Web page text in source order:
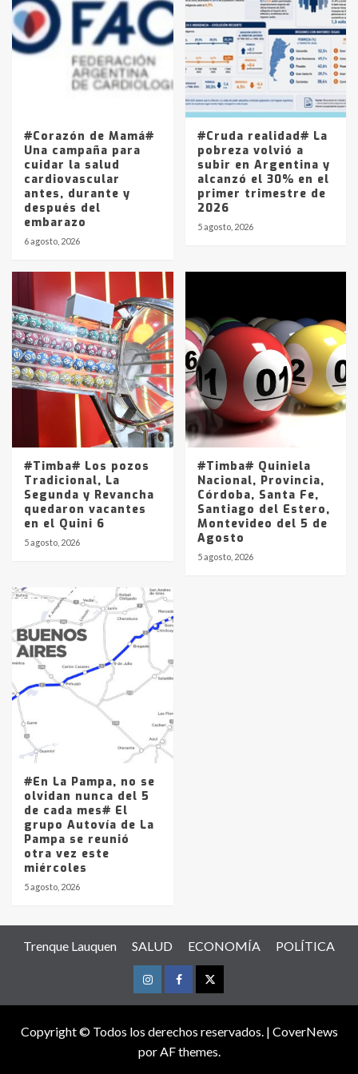
4
joven de Trenque Lauquen
Los precios de los combustibles en
La Pampa, desde YPF hasta Axion
entre 857 a 1338 pesos
#Corazón de Mamá#
Una campaña para
cuidar la salud
cardiovascular
antes, durante y
después del
embarazo
6 agosto, 2026
#Cruda realidad# La
pobreza volvió a
subir en Argentina y
alcanzó el 30% en el
primer trimestre de
2026
5 agosto, 2026
#Timba# Los pozos
Tradicional, La
Segunda y Revancha
quedaron vacantes
en el Quini 6
5 agosto, 2026
#Timba# Quiniela
Nacional, Provincia,
Córdoba, Santa Fe,
Santiago del Estero,
Montevideo del 5 de
Agosto
5 agosto, 2026
#En La Pampa, no se
olvidan nunca del 5
de cada mes# El
grupo Autovía de La
Pampa se reunió
otra vez este
miércoles
5 agosto, 2026
Trenque Lauquen SALUD ECONOMÍA POLÍTICA
InstagramFacebookTwitter
Copyright © Todos los derechos reservados. | CoverNews
por AF themes.